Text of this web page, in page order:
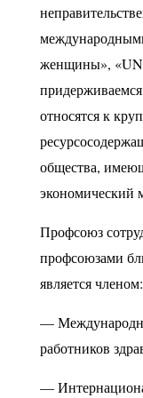
женщины»,
относятся к
общества,
экономический
Профсоюз
профсоюзами
является членом:
—
работников
—